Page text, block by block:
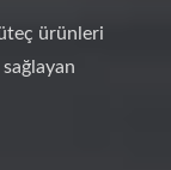
ürünleri